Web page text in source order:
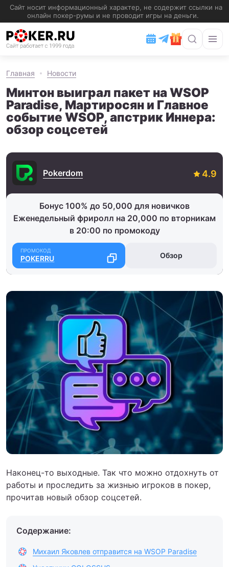
Главная Новости
Минтон выиграл пакет на WSOP
Paradise, Мартиросян и Главное
событие WSOP, апстрик Иннера:
обзор соцсетей
Pokerdom
Бонус 100% до 50,000 для новичков
Еженедельный фриролл на 20,000 по вторникам
в 20:00 по промокоду
POKERRU Обзор
Наконец-то выходные. Так что можно отдохнуть от
работы и проследить за жизнью игроков в покер,
прочитав новый обзор соцсетей.
Содержание:
Михаил Яковлев отправится на WSOP Paradise